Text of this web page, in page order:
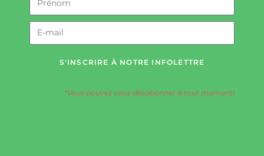
S'INSCRIRE À NOTRE INFOLETTRE
*Vous pouvez vous désabonner à tout moment!